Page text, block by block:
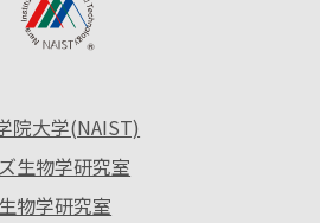
院大学(NAIST)
生物学研究室
物学研究室